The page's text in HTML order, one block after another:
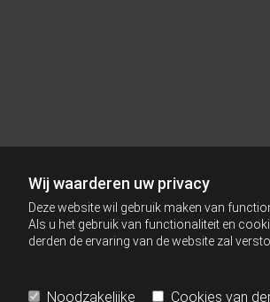
Wij waarderen uw privacy
Deze website wil gebruik maken van
Als u het gebruik van functionaliteit en
derden de ervaring van de website zal
Noodzakelijke Cookies van